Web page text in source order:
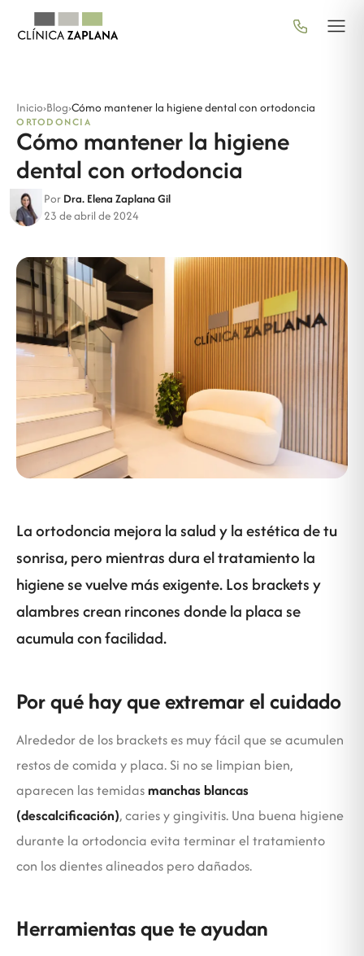
Inicio›Blog›Cómo mantener la higiene dental con ortodoncia
ORTODONCIA
Cómo mantener la higiene
dental con ortodoncia
Por Dra. Elena Zaplana Gil
23 de abril de 2024
La ortodoncia mejora la salud y la estética de tu
sonrisa, pero mientras dura el tratamiento la
higiene se vuelve más exigente. Los brackets y
alambres crean rincones donde la placa se
acumula con facilidad.
Por qué hay que extremar el cuidado
Alrededor de los brackets es muy fácil que se acumulen
restos de comida y placa. Si no se limpian bien,
aparecen las temidasmanchas blancas
(descalcificación), caries y gingivitis. Una buena higiene
durante la ortodoncia evita terminar el tratamiento
con los dientes alineados pero dañados.
Herramientas que te ayudan